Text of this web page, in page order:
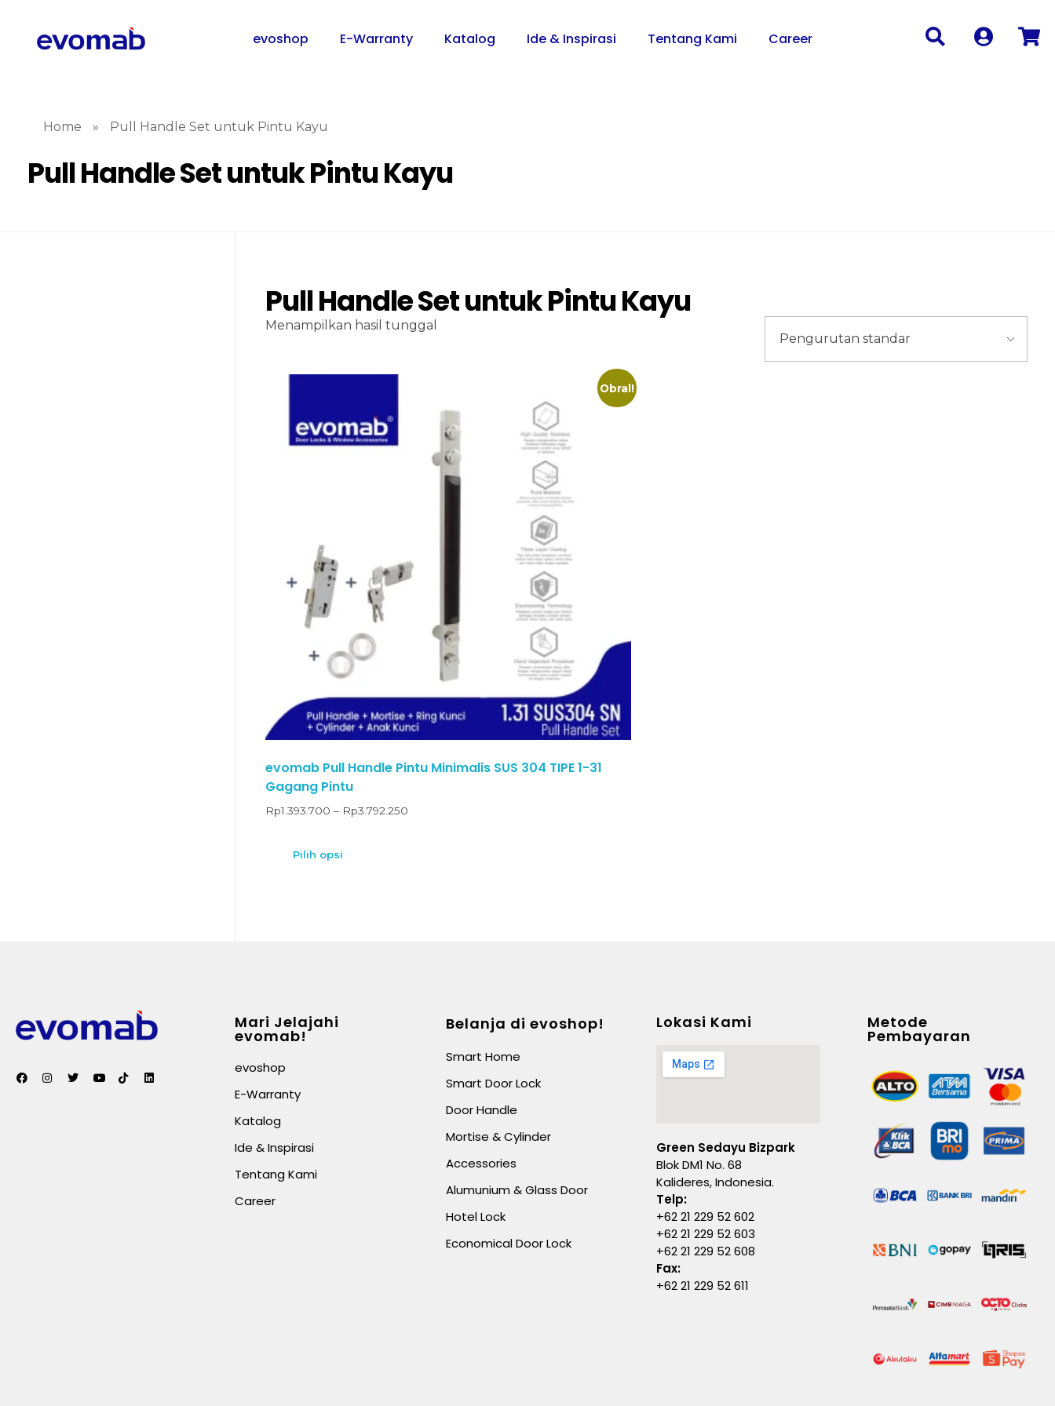
evoshop E-Warranty Katalog Ide & Inspirasi Tentang Kami Career
Home » Pull Handle Set untuk Pintu Kayu
Pull Handle Set untuk Pintu Kayu
Pull Handle Set untuk Pintu Kayu
Menampilkan hasil tunggal
Obral!
evomab Pull Handle Pintu Minimalis SUS 304 TIPE 1-31
Gagang Pintu
Rp1.393.700 – Rp3.792.250
Pilih opsi
Mari Jelajahi
evomab!
evoshop
E-Warranty
Katalog
Ide & Inspirasi
Tentang Kami
Career
Belanja di evoshop!
Smart Home
Smart Door Lock
Door Handle
Mortise & Cylinder
Accessories
Alumunium & Glass Door
Hotel Lock
Economical Door Lock
Lokasi Kami
Green Sedayu Bizpark
Blok DM1 No. 68
Kalideres, Indonesia.
Telp:
+62 21 229 52 602
+62 21 229 52 603
+62 21 229 52 608
Fax:
+62 21 229 52 611
Metode
Pembayaran